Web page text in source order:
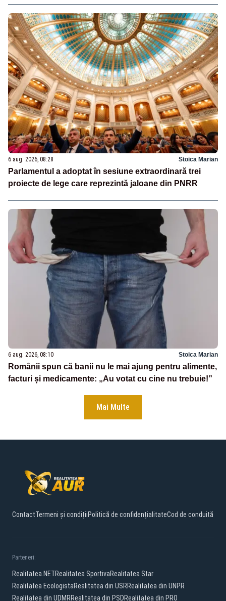
6 aug. 2026, 08:28 Stoica Marian
Parlamentul a adoptat în sesiune extraordinară trei
proiecte de lege care reprezintă jaloane din PNRR
6 aug. 2026, 08:10 Stoica Marian
Românii spun că banii nu le mai ajung pentru alimente,
facturi și medicamente: „Au votat cu cine nu trebuie!”
Mai Multe
ContactTermeni și condițiiPolitică de confidențialitateCod de conduită
Parteneri:
Realitatea.NETRealitatea SportivaRealitatea Star
Realitatea EcologistaRealitatea din USRRealitatea din UNPR
Realitatea din UDMRRealitatea din PSDRealitatea din PRO